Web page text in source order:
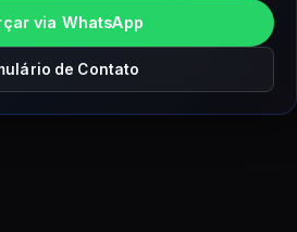
via WhatsApp
de Contato